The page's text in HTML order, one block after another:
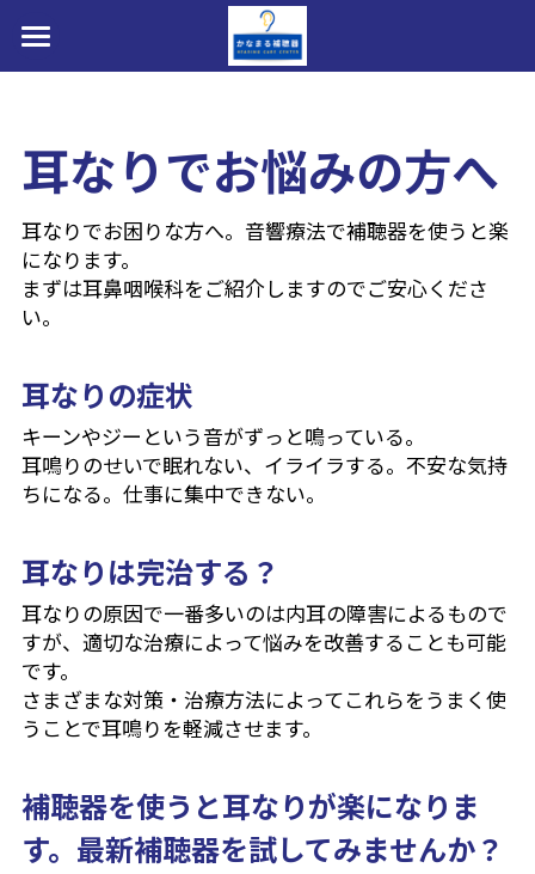
HOME
私たちについて
お問い合わせ・アクセス・提携駐車場
医療費控除・障害者総合支援法・購入費助成
補聴器取扱製品(メーカー8社)
装用効果・改善事例ビフォ→アフター
よくあるご質問 (FAQ)
Search
お問い合わせ・アクセス・提携
駐車場
耳なりでお悩みの方へ
耳なりでお困りな方へ。音響療法で補聴器を使うと楽
になります。
まずは耳鼻咽喉科をご紹介しますのでご安心くださ
い。
耳なりの症状
キーンやジーという音がずっと鳴っている。
耳鳴りのせいで眠れない、イライラする。不安な気持
ちになる。仕事に集中できない。
耳なりは完治する？
耳なりの原因で一番多いのは内耳の障害によるもので
すが、適切な治療によって悩みを改善することも可能
です。
さまざまな対策・治療方法によってこれらをうまく使
うことで耳鳴りを軽減させます。
補聴器を使うと耳なりが楽になりま
す。最新補聴器を試してみませんか？